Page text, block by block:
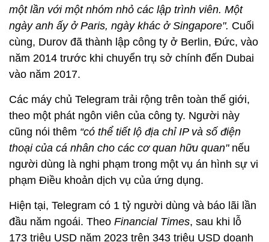
một lần với một nhóm nhỏ các lập trình viên. Một
ngày anh ấy ở Paris, ngày khác ở Singapore". Cuối
cùng, Durov đã thành lập công ty ở Berlin, Đức, vào
năm 2014 trước khi chuyển trụ sở chính đến Dubai
vào năm 2017.
Các máy chủ Telegram trải rộng trên toàn thế giới,
theo một phát ngôn viên của công ty. Người này
cũng nói thêm “có thể tiết lộ địa chỉ IP và số điện
thoại của cá nhân cho các cơ quan hữu quan" nếu
người dùng là nghi phạm trong một vụ án hình sự vi
phạm Điều khoản dịch vụ của ứng dụng.
Hiện tại, Telegram có 1 tỷ người dùng và báo lãi lần
đầu năm ngoái. Theo Financial Times, sau khi lỗ
173 triệu USD năm 2023 trên 343 triệu USD doanh